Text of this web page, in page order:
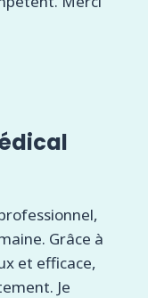
Grâce à
et efficace,
Je